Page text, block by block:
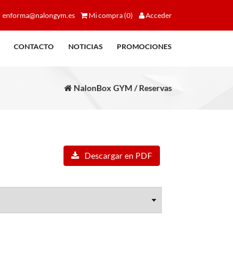
enforma@nalongym.es Mi compra (0) Acceder
CONTACTO NOTICIAS PROMOCIONES
NalonBox GYM / Reservas
Descargar en PDF